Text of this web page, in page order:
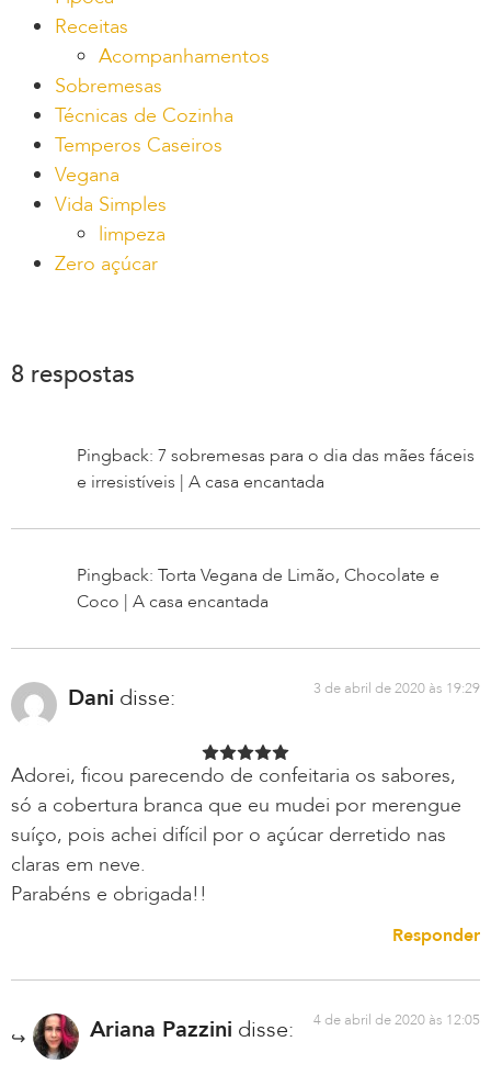
Receitas
Acompanhamentos
Sobremesas
Técnicas de Cozinha
Temperos Caseiros
Vegana
Vida Simples
limpeza
Zero açúcar
8 respostas
Pingback: 7 sobremesas para o dia das mães fáceis
e irresistíveis | A casa encantada
Pingback: Torta Vegana de Limão, Chocolate e
Coco | A casa encantada
Dani disse: 3 de abril de 2020 às 19:29
Adorei, ficou parecendo de confeitaria os sabores,
só a cobertura branca que eu mudei por merengue
suíço, pois achei difícil por o açúcar derretido nas
claras em neve.
Parabéns e obrigada!!
Responder
Ariana Pazzini disse: 4 de abril de 2020 às 12:05